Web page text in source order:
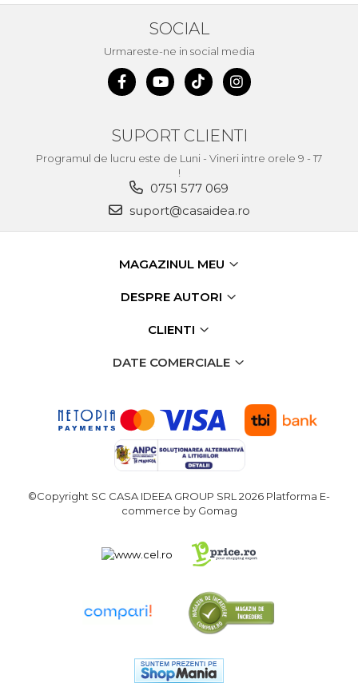
SOCIAL
Urmareste-ne in social media
SUPORT CLIENTI
Programul de lucru este de Luni - Vineri intre orele 9 - 17
!
0751 577 069
suport@casaidea.ro
MAGAZINUL MEU
DESPRE AUTORI
CLIENTI
DATE COMERCIALE
©Copyright SC CASA IDEEA GROUP SRL 2026 Platforma E-
commerce by Gomag